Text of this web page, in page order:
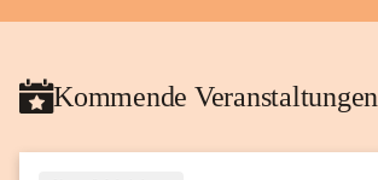
Kommende Veranstaltungen